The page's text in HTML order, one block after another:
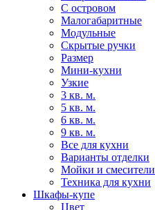
С островом
Малогабаритные
Модульные
Скрытые ручки
Размер
Мини-кухни
Узкие
3 кв. м.
5 кв. м.
6 кв. м.
9 кв. м.
Все для кухни
Варианты отделки
Мойки и смесители
Техника для кухни
Шкафы-купе
Цвет